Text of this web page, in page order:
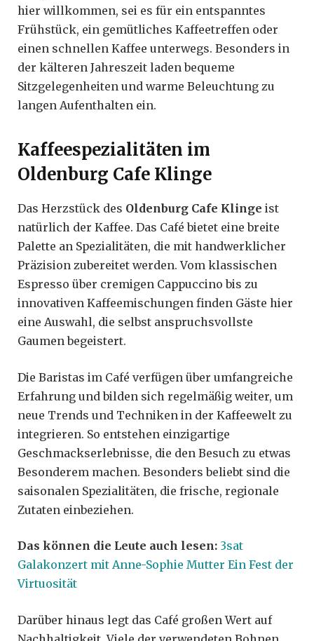
hier willkommen, sei es für ein entspanntes
Frühstück, ein gemütliches Kaffeetreffen oder
einen schnellen Kaffee unterwegs. Besonders in
der kälteren Jahreszeit laden bequeme
Sitzgelegenheiten und warme Beleuchtung zu
langen Aufenthalten ein.
Kaffeespezialitäten im
Oldenburg Cafe Klinge
Das Herzstück des Oldenburg Cafe Klinge ist
natürlich der Kaffee. Das Café bietet eine breite
Palette an Spezialitäten, die mit handwerklicher
Präzision zubereitet werden. Vom klassischen
Espresso über cremigen Cappuccino bis zu
innovativen Kaffeemischungen finden Gäste hier
eine Auswahl, die selbst anspruchsvollste
Gaumen begeistert.
Die Baristas im Café verfügen über umfangreiche
Erfahrung und bilden sich regelmäßig weiter, um
neue Trends und Techniken in der Kaffeewelt zu
integrieren. So entstehen einzigartige
Geschmackserlebnisse, die den Besuch zu etwas
Besonderem machen. Besonders beliebt sind die
saisonalen Spezialitäten, die frische, regionale
Zutaten einbeziehen.
Das können die Leute auch lesen: 3sat
Galakonzert mit Anne-Sophie Mutter Ein Fest der
Virtuosität
Darüber hinaus legt das Café großen Wert auf